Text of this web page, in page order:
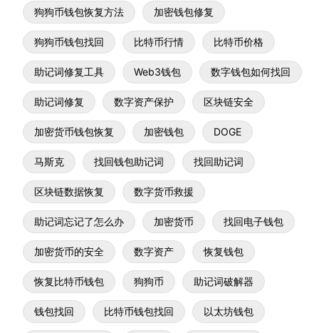
狗狗币钱包恢复方法 加密钱包修复
狗狗币钱包找回 比特币行情 比特币价格
助记词修复工具 Web3钱包 数字钱包如何找回
助记词修复 数字资产保护 区块链安全
加密货币钱包恢复 加密钱包 DOGE
马斯克 找回钱包助记词 找回助记词
区块链数据恢复 数字货币救援
助记词忘记了怎么办 加密货币 找回电子钱包
加密货币的安全 数字资产 恢复钱包
恢复比特币钱包 狗狗币 助记词破解器
钱包找回 比特币钱包找回 以太坊钱包